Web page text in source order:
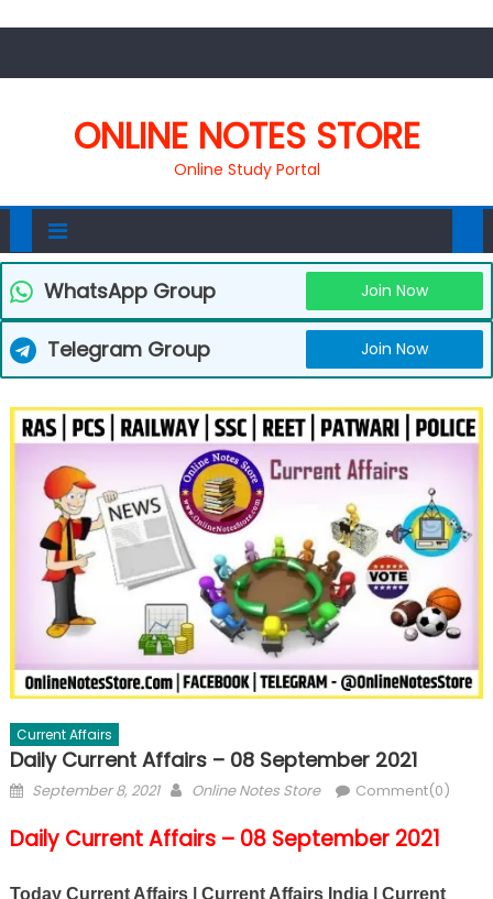
ONLINE NOTES STORE
Online Study Portal
WhatsApp Group Join Now
Telegram Group Join Now
Current Affairs
Daily Current Affairs – 08 September 2021
September 8, 2021 Online Notes Store Comment(0)
Daily Current Affairs – 08 September 2021
Today Current Affairs | Current Affairs India | Current